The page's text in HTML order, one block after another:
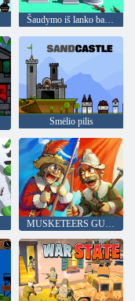
Šaudymo iš lanko bastionai: Pilies karas
Smėlio pilis
MUSKETEERS GUNPOWDER VS PLIENAS